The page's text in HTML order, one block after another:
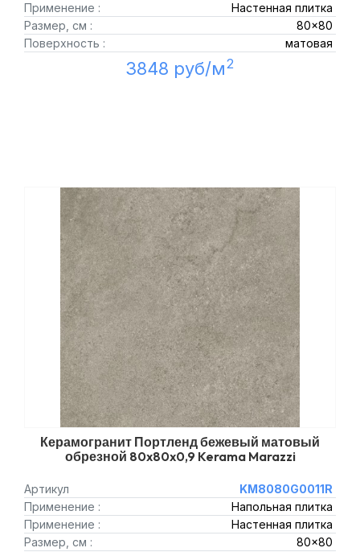
Применение :
Настенная плитка
Размер, см :
80x80
Поверхность :
матовая
3848 руб/м2
Керамогранит Портленд бежевый матовый
обрезной 80x80x0,9 Kerama Marazzi
Артикул
KM8080G0011R
Применение :
Напольная плитка
Применение :
Настенная плитка
Размер, см :
80x80